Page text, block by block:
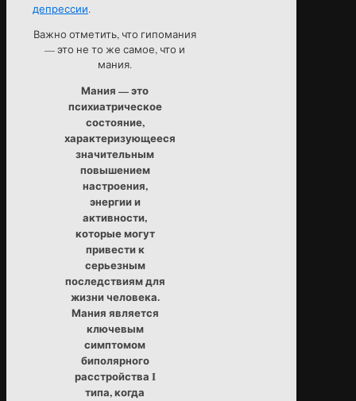
депрессии.
Важно отметить, что гипомания
— это не то же самое, что и
мания.
Мания — это
психиатрическое
состояние,
характеризующееся
значительным
повышением
настроения,
энергии и
активности,
которые могут
привести к
серьезным
последствиям для
жизни человека.
Мания является
ключевым
симптомом
биполярного
расстройства I
типа, когда